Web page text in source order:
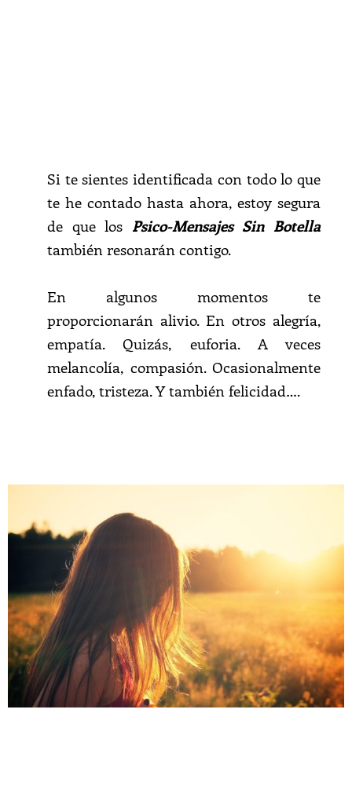
Si te sientes identificada con todo lo que
te he contado hasta ahora, estoy segura
de que los Psico-Mensajes Sin Botella
también resonarán contigo.
En algunos momentos te
proporcionarán alivio. En otros alegría,
empatía. Quizás, euforia. A veces
melancolía, compasión. Ocasionalmente
enfado, tristeza. Y también felicidad….